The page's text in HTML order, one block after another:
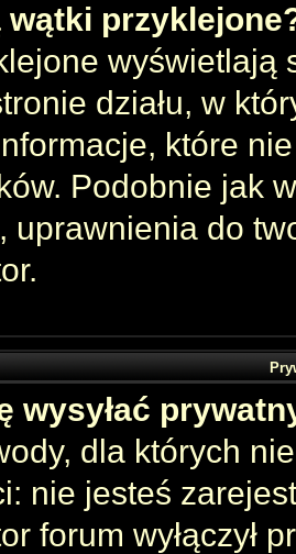
wątki
wyświetlają
działu, w
które
Podobnie jak
uprawnienia do
wysyłać
dla których
nie jesteś
forum wyłączył